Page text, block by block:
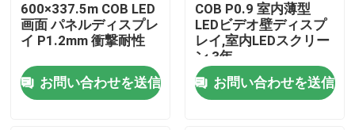
600×337.5m COB LED
画面 パネルディスプレ
イ P1.2mm 衝撃耐性
お問い合わせを送信
COB P0.9 室内薄型
LEDビデオ壁ディスプ
レイ,室内LEDスクリー
ン 3年
320×160MM,320×160MM
お問い合わせを送信